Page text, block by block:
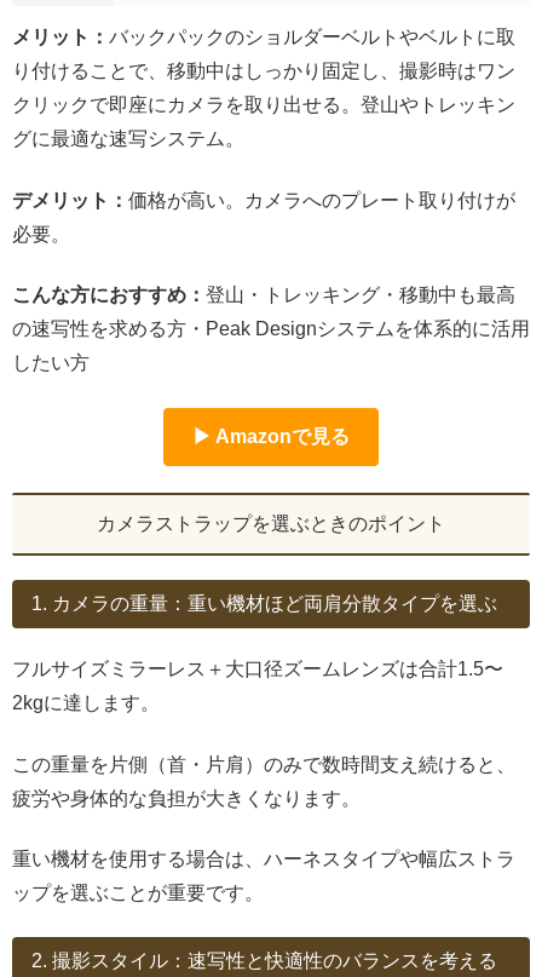
メリット： バックパックのショルダーベルトやベルトに取
り付けることで、移動中はしっかり固定し、撮影時はワン
クリックで即座にカメラを取り出せる。登山やトレッキン
グに最適な速写システム。
デメリット： 価格が高い。カメラへのプレート取り付けが
必要。
こんな方におすすめ： 登山・トレッキング・移動中も最高
の速写性を求める方・Peak Designシステムを体系的に活用
したい方
▶ Amazonで見る
カメラストラップを選ぶときのポイント
1. カメラの重量：重い機材ほど両肩分散タイプを選ぶ
フルサイズミラーレス＋大口径ズームレンズは合計1.5〜
2kgに達します。
この重量を片側（首・片肩）のみで数時間支え続けると、
疲労や身体的な負担が大きくなります。
重い機材を使用する場合は、ハーネスタイプや幅広ストラ
ップを選ぶことが重要です。
2. 撮影スタイル：速写性と快適性のバランスを考える